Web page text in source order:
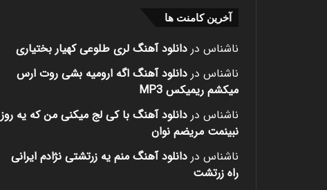
آخرین کامنت ها
ناشناس در دانلود آهنگ لری طلوعی کهیار بختیاری
ناشناس در دانلود آهنگ اگه ارومیه بشی روت ارس
میکشم ریمیکس MP3
ناشناس در دانلود آهنگ با کی لج میکنی من که یه روز
نبینمت مریضم نوان
ناشناس در دانلود آهنگ منم یه زرتشتی نژادم ایرانی
راه زرتشت